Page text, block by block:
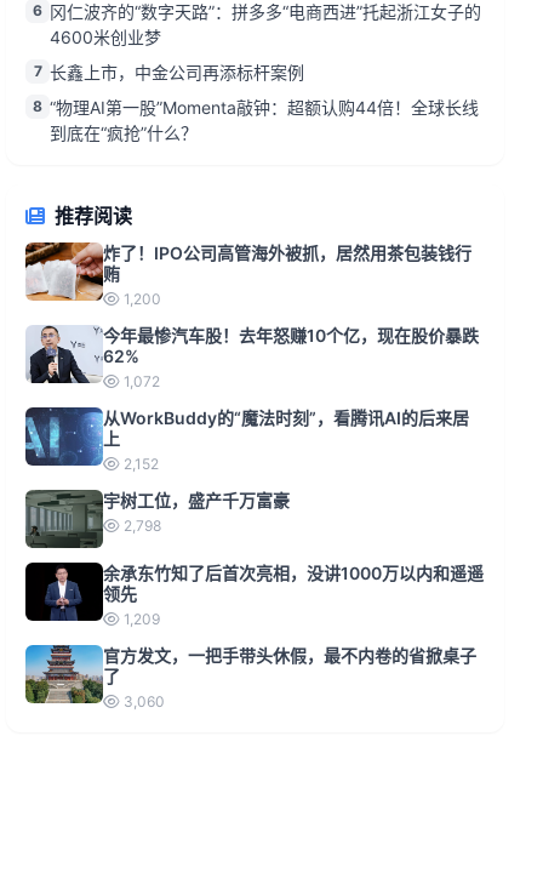
6 冈仁波齐的“数字天路”：拼多多“电商西进”托起浙江女子的
4600米创业梦
7 长鑫上市，中金公司再添标杆案例
8 “物理AI第一股”Momenta敲钟：超额认购44倍！全球长线
到底在“疯抢”什么？
推荐阅读
炸了！IPO公司高管海外被抓，居然用茶包装钱行
贿
1,200
今年最惨汽车股！去年怒赚10个亿，现在股价暴跌
62%
1,072
从WorkBuddy的“魔法时刻”，看腾讯AI的后来居
上
2,152
宇树工位，盛产千万富豪
2,798
余承东竹知了后首次亮相，没讲1000万以内和遥遥
领先
1,209
官方发文，一把手带头休假，最不内卷的省掀桌子
了
3,060